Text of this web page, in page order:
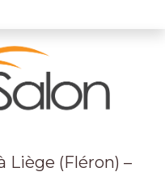
Liège (Fléron) –